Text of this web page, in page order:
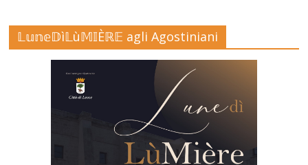
𝕃𝕦𝕟𝕖𝔻ì𝕃ù𝕄𝕀Èℝ𝔼 agli Agostiniani